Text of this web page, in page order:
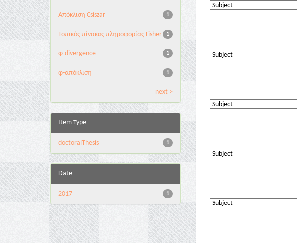
1
Απόκλιση Csiszar
1
Τοπικός πίνακας πληροφορίας Fisher
1
φ-divergence
1
φ-απόκλιση
next >
Item Type
1
doctoralThesis
Date
1
2017